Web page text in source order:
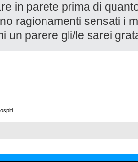
in parete prima di
ragionamenti sensati i
un parere gli/le sarei